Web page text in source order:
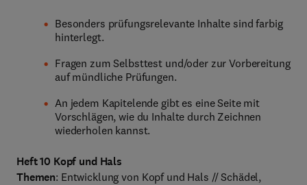
Besonders prüfungsrelevante Inhalte sind farbig
hinterlegt.
Fragen zum Selbsttest und/oder zur Vorbereitung
auf mündliche Prüfungen.
An jedem Kapitelende gibt es eine Seite mit
Vorschlägen, wie du Inhalte durch Zeichnen
wiederholen kannst.
Heft 10 Kopf und Hals
Themen: Entwicklung von Kopf und Hals // Schädel,